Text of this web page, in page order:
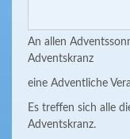
An allen
Adventskranz
eine Adventliche
Es treffen sich alle
Adventskranz.